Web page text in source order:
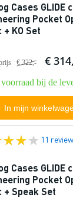
Cases GLIDE
Pocket
+ KO Set
€ 322,- €
bij de
In mijn
11
Cases GLIDE
Pocket
+ Speak Set